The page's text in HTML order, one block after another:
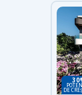
DE